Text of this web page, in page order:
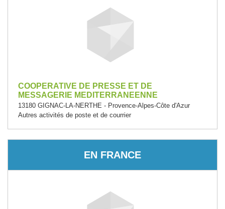
COOPERATIVE DE PRESSE ET DE
MESSAGERIE MEDITERRANEENNE
13180 GIGNAC-LA-NERTHE - Provence-Alpes-Côte d'Azur
Autres activités de poste et de courrier
EN FRANCE